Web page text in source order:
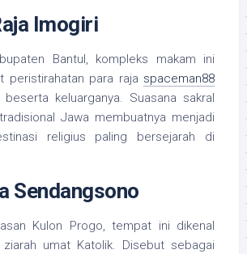
Imogiri
Bantul, kompleks makam ini
peristirahatan para raja spaceman88
beserta keluarganya. Suasana sakral
Jawa membuatnya menjadi
religius paling bersejarah di
Sendangsono
Kulon Progo, tempat ini dikenal
umat Katolik. Disebut sebagai